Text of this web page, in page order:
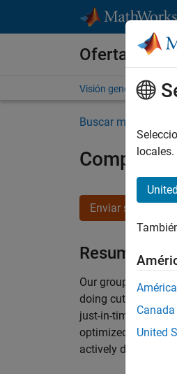
Ofertas de
Visión general
Buscar más empleos
Compiler
Enviar solicitud
Resumen del
Our group is
doing cutting-edge
just-in-time
optimized code for
actively developed
Canada
United